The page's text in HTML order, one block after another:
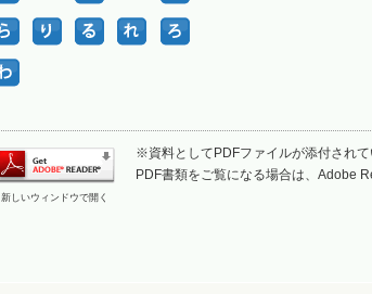
新しいウィンドウで開く
※資料としてPDFファイルが添付されて
PDF書類をご覧になる場合は、Adobe